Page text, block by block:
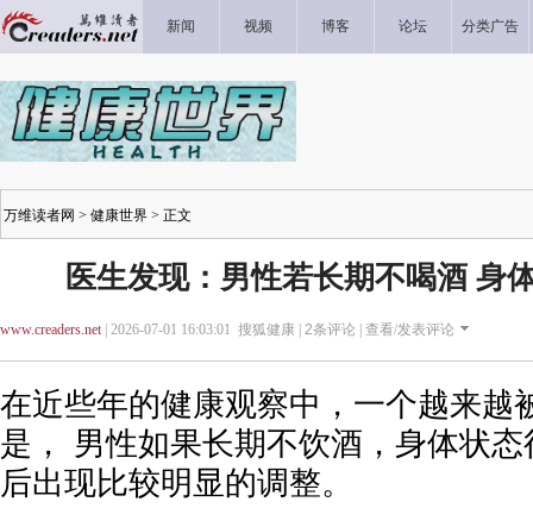
新闻 视频 博客 论坛 分类广告
万维读者网 > 健康世界 > 正文
医生发现：男性若长期不喝酒 身
www.creaders.net| 2026-07-01 16:03:01 搜狐健康 | 2条评论 | 查看/发表评论
在近些年的健康观察中，一个越来越
是， 男性如果长期不饮酒，身体状
后出现比较明显的调整。